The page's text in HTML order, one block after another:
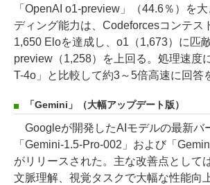
「OpenAI o1-preview」（44.6％）を
ディング能力は、Codeforcesコンテス
1,650 Eloを達成し、o1（1,673）に匹
preview（1,258）を上回る。処理速度
T-4o」と比較して約3～5倍高速に回答
「Gemini」（大幅アップデート版）
Googleが開発したAIモデルの最新バ
「Gemini-1.5-Pro-002」および「
がリリースされた。主な改善点として
文脈理解、視覚タスクで大幅な性能向